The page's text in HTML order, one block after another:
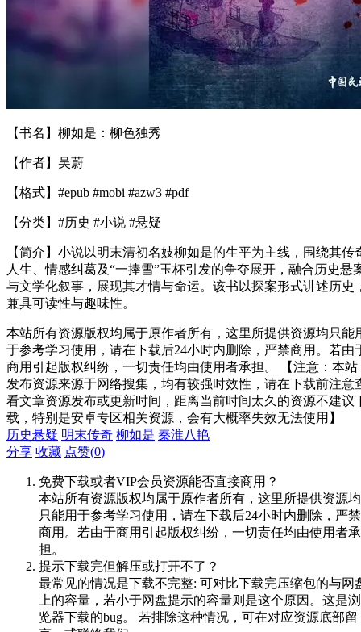
【书名】柳如是：柳色独秀
【作者】吴蔚
【格式】#epub #mobi #azw3 #pdf
【分类】#历史 #小说 #悬疑
【简介】小说以明末清初名妓柳如是的生平为主线，围绕其传
人生、情感纠葛及“一捧雪”玉杯引发的争夺展开，融合历史悬
与文学化叙事，展现其才情与命运。该书以探案形式讲述历史
兼具可读性与趣味性。
本站所有资源版权均属于原作者所有，这里所提供资源均只能
于参考学习使用，请在下载后24小时内删除，严禁商用。若由
商用引起版权纠纷，一切责任均由使用者承担。 【注意：本站
发布资源来源于网络搜集，均有较强时效性，请在下载前注意
看文章资源发布或更新时间，距离当前时间太久的资源不建议
载，特别是安卓专区相关资源，会有大概率失效无法使用】
历史悬疑 明末传奇 柳如是 秦淮八艳
分享 收藏 点赞(0)
免费下载或者VIP会员资源能否直接商用？
本站所有资源版权均属于原作者所有，这里所提供资源均
只能用于参考学习使用，请在下载后24小时内删除，严禁
商用。若由于商用引起版权纠纷，一切责任均由使用者承
担。
提示下载完但解压或打开不了？
最常见的情况是下载不完整: 可对比下载完压缩包的与网
上的容量，若小于网盘提示的容量则是这个原因。这是浏
览器下载的bug。 若排除这种情况，可在对应资源底部留